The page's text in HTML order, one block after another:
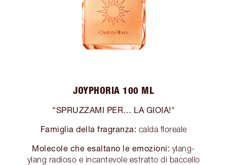
JOYPHORIA 100 ML
“SPRUZZAMI PER… LA GIOIA!"
Famiglia della fragranza: calda floreale
Molecole che esaltano le emozioni: ylang-
ylang radioso e incantevole estratto di baccello